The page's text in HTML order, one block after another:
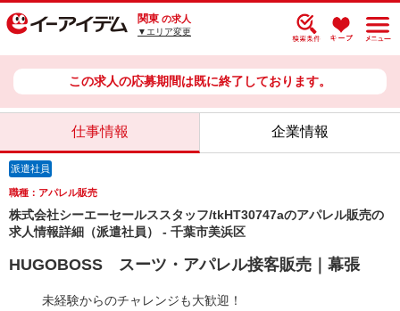
関東 の求人
▼エリア変更
この求人の応募期間は既に終了しております。
仕事情報 企業情報
派遣社員
職種：アパレル販売
株式会社シーエーセールススタッフ/tkHT30747aのアパレル販売の
求人情報詳細（派遣社員） - 千葉市美浜区
HUGOBOSS スーツ・アパレル接客販売｜幕張
未経験からのチャレンジも大歓迎！